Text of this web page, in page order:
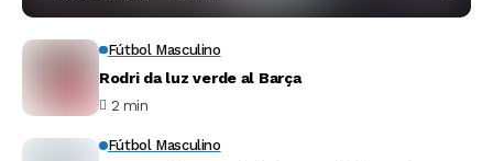
Fútbol Masculino
Rodri da luz verde al Barça
2 min
Fútbol Masculino